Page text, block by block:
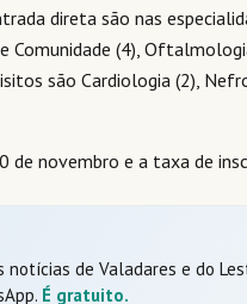
direta são nas
Comunidade (4),
são Cardiologia (2),
de novembro e a taxa de
notícias de Valadares e do
É gratuito.